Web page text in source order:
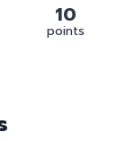
10
points